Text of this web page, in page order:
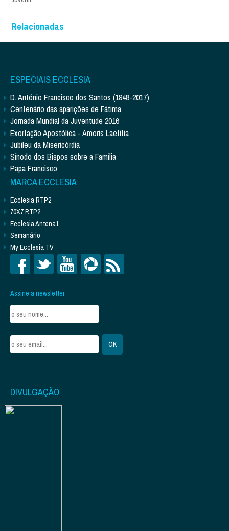
Relacionadas
ESPECIAIS ECCLESIA
D. António Francisco dos Santos (1948-2017)
Centenário das aparições de Fátima
Jornada Mundial da Juventude 2016
Exortação Apostólica - Amoris Laetitia
Jubileu da Misericórdia
Sínodo dos Bispos sobre a Família
Papa Francisco
MARCA ECCLESIA
Ecclesia RTP2
70X7 RTP2
Ecclesia Antena1
Semanário
My Ecclesia TV
Assine a newsletter
DIVULGAÇÃO